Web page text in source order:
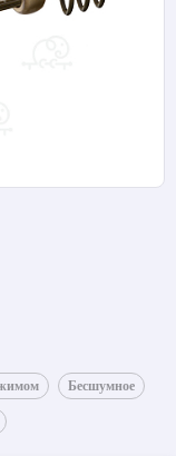
Бесшумное